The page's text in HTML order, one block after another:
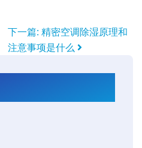
下一篇: 精密空调除湿原理和
注意事项是什么